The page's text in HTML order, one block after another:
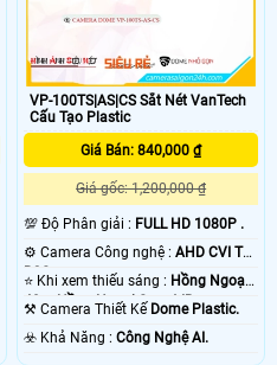
VP-100TS|AS|CS Sắt Nét VanTech
Cấu Tạo Plastic
Giá Bán: 840,000 ₫
Giá gốc: 1,200,000 ₫
💯 Độ Phân giải : FULL HD 1080P .
⚙ Camera Công nghệ :AHD CVI TVI
BCS.
⭐ Khi xem thiếu sáng : Hồng Ngoại
40m Hồng Ngoại Smart IR.
⚒ Camera Thiết Kế Dome Plastic.
️☣️ Khả Năng :Công Nghệ AI.